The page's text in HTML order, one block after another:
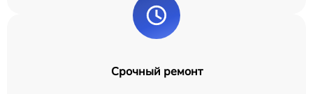
Срочный ремонт